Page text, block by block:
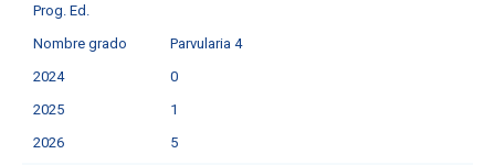
Prog. Ed.
Nombre grado
Parvularia 4
2024
0
2025
1
2026
5